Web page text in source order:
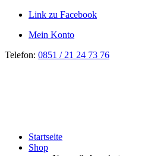
Link zu Facebook
Mein Konto
Telefon: 0851 / 21 24 73 76
Startseite
Shop